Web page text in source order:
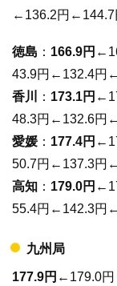
←136.2円←144.7
徳島 ： 166.9円
43.9円←132.4円
香川
： 173.1円
48.3円←132.6円
愛媛 ： 177.4円
50.7円←137.3円
高知 ： 179.0円
55.4円←142.3円
九州局
177.9円 ←179.0